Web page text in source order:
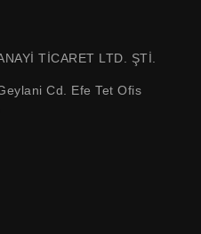
TİCARET LTD. ŞTİ.
Cd. Efe Tet Ofis